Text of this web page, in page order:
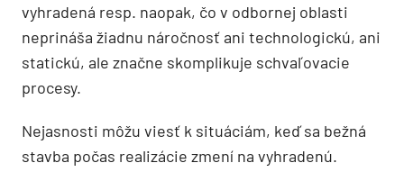
vyhradená resp. naopak, čo v odbornej oblasti
neprináša žiadnu náročnosť ani technologickú, ani
statickú, ale značne skomplikuje schvaľovacie
procesy.
Nejasnosti môžu viesť k situáciám, keď sa bežná
stavba počas realizácie zmení na vyhradenú.